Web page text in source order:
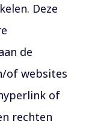
Deze
de
of websites
of
rechten